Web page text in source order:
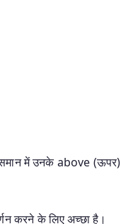
में उनके above (ऊपर)
करने के लिए अच्छा है।